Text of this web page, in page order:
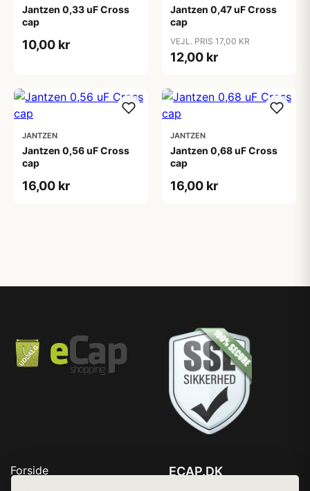
Jantzen 0,33 uF Cross
cap
10,00 kr
Jantzen 0,47 uF Cross
cap
VEJL. PRIS 17,00 KR
12,00 kr
JANTZEN
Jantzen 0,56 uF Cross
cap
16,00 kr
JANTZEN
Jantzen 0,68 uF Cross
cap
16,00 kr
Forside
ECAP.DK